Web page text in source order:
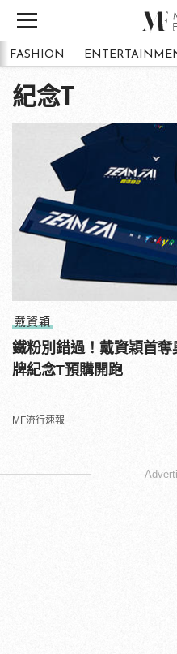
FASHION
紀念T
戴資穎
鐵粉別錯過！戴資穎首
牌紀念T預購開跑
MF流行速報